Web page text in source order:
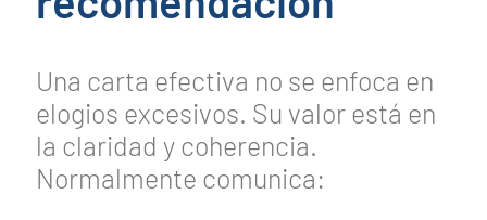
Una carta efectiva no se enfoca en
elogios excesivos. Su valor está en
la claridad y coherencia.
Normalmente comunica: